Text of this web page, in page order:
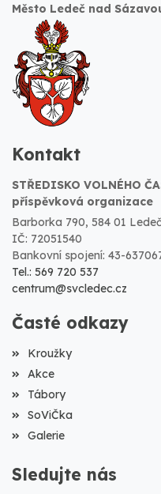
Město Ledeč nad
Kontakt
STŘEDISKO VOLNÉHO
příspěvková organizace
Barborka 790, 584 01
IČ: 72051540
Bankovní spojení: 43-
Tel.: 569 720 537
centrum@svcledec.cz
Časté odkazy
Kroužky
Akce
Tábory
SoViČka
Galerie
Sledujte nás